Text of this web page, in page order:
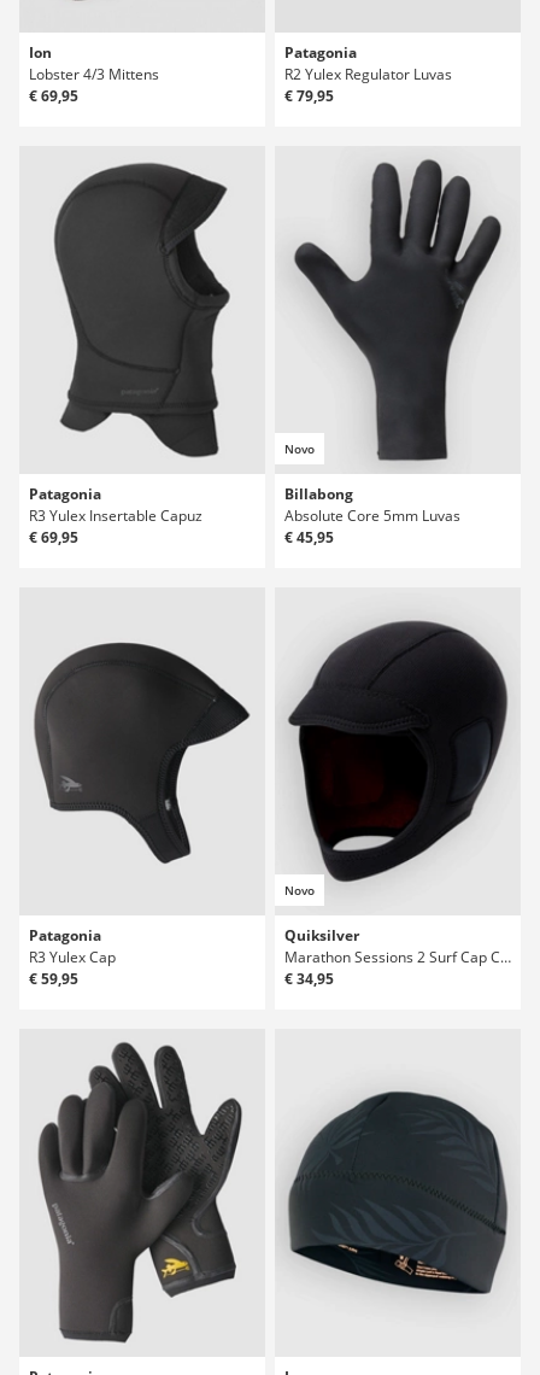
Ion
Lobster 4/3 Mittens
€ 69,95
Patagonia
R2 Yulex Regulator Luvas
€ 79,95
Patagonia
R3 Yulex Insertable Capuz
€ 69,95
Novo
Billabong
Absolute Core 5mm Luvas
€ 45,95
Patagonia
R3 Yulex Cap
€ 59,95
Novo
Quiksilver
Marathon Sessions 2 Surf Cap Capuz
€ 34,95